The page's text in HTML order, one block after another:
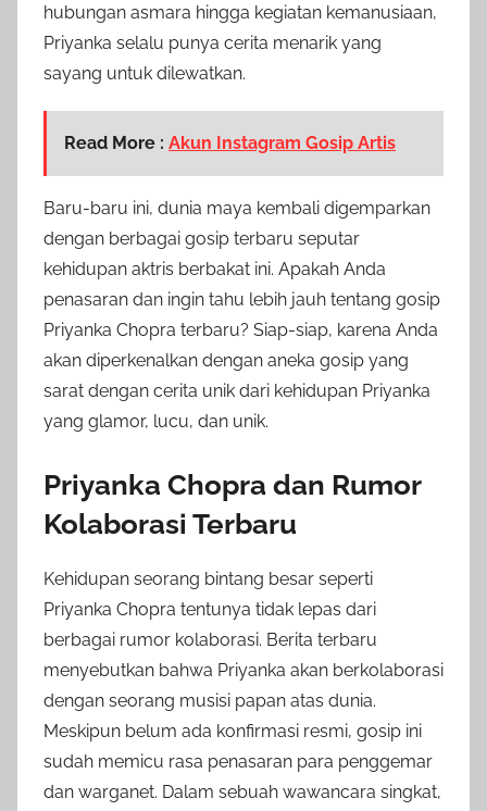
hubungan asmara hingga kegiatan kemanusiaan,
Priyanka selalu punya cerita menarik yang
sayang untuk dilewatkan.
Read More : Akun Instagram Gosip Artis
Baru-baru ini, dunia maya kembali digemparkan
dengan berbagai gosip terbaru seputar
kehidupan aktris berbakat ini. Apakah Anda
penasaran dan ingin tahu lebih jauh tentang gosip
Priyanka Chopra terbaru? Siap-siap, karena Anda
akan diperkenalkan dengan aneka gosip yang
sarat dengan cerita unik dari kehidupan Priyanka
yang glamor, lucu, dan unik.
Priyanka Chopra dan Rumor
Kolaborasi Terbaru
Kehidupan seorang bintang besar seperti
Priyanka Chopra tentunya tidak lepas dari
berbagai rumor kolaborasi. Berita terbaru
menyebutkan bahwa Priyanka akan berkolaborasi
dengan seorang musisi papan atas dunia.
Meskipun belum ada konfirmasi resmi, gosip ini
sudah memicu rasa penasaran para penggemar
dan warganet. Dalam sebuah wawancara singkat,